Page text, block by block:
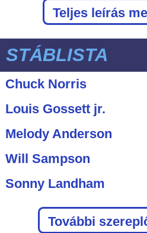
Teljes leírás
STÁBLISTA
Chuck Norris
Louis Gossett jr.
Melody Anderson
Will Sampson
Sonny Landham
További